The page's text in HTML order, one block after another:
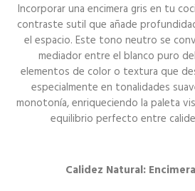
Incorporar una encimera gris en tu
contraste sutil que añade
el espacio. Este tono neutro se
mediador entre el blanco puro
elementos de color o textura que
especialmente en tonalidades
monotonía, enriqueciendo la paleta
equilibrio perfecto entre
Calidez Natural: